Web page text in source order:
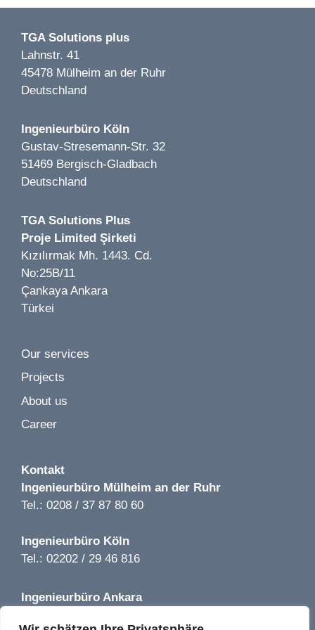
Firmenzentrale in Waltrop LP 1-6 | Waltrop | 2022
Getränkemarkt Hoffmann LP 1-5 | Bernau |2019
Image 1 of 1
TGA Solutions plus
Lahnstr. 41
45478 Mülheim an der Ruhr
Deutschland
Ingenieurbüro Köln
Gustav-Stresemann-Str. 32
51469 Bergisch-Gladbach
Deutschland
TGA Solutions Plus
Proje Limited Şirketi
Kızılırmak Mh. 1443. Cd.
No:25B/11
Çankaya Ankara
Türkei
Our services
Projects
About us
Career
Kontakt
Ingenieurbüro Mülheim an der Ruhr
Tel.: 0208 / 37 87 80 60
Ingenieurbüro Köln
Tel.: 02202 / 29 46 816
Ingenieurbüro Ankara